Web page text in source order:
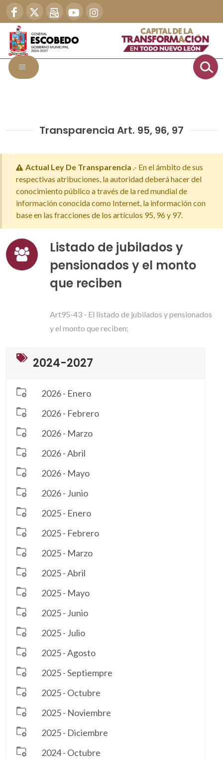
Transparencia Art. 95, 96, 97
Actual Ley De Transparencia .- En el ámbito de sus
respectivas atribuciones, la autoridad deberá hacer del
conocimiento público a través de la red mundial de
información conocida como Internet, la información con
base en las fracciones de los artículos 95, 96 y 97.
Listado de jubilados y
pensionados y el monto
que reciben
Art95-43 - El listado de jubilados y pensionados
y el monto que reciben;
2024-2027
2026 - Enero
2026 - Febrero
2026 - Marzo
2026 - Abril
2026 - Mayo
2026 - Junio
2025 - Enero
2025 - Febrero
2025 - Marzo
2025 - Abril
2025 - Mayo
2025 - Junio
2025 - Julio
2025 - Agosto
2025 - Septiempre
2025 - Octubre
2025 - Noviembre
2025 - Diciembre
2024 - Octubre